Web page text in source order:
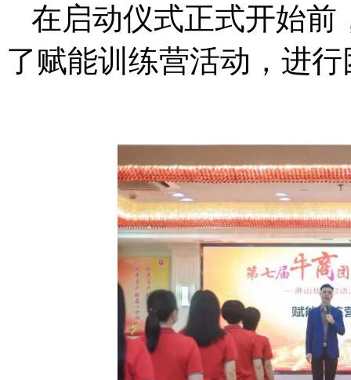
在启动仪式正式开始前
了赋能训练营活动，进